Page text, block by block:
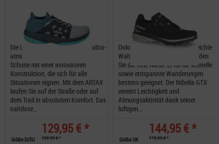
Die UYN® ARTAX Schuhe sind ultra-
atmungsaktive und vielseitige
Schuhe mit einer innovativen
Konstruktion, die sich für alle
Situationen eignen. Mit dem ARTAX
laufen Sie auf der Straße oder auf
dem Trail in absolutem Komfort. Das
nahtlose...
129,95 € *
169,95 € *
Größe D/EU
Dolomite Nibelia GTX unsere leichte
Wahl für Naturliebhaber, erkunden
Sie die freie Natur. Er ist für schnelle
sowie entspannte Wanderungen
bestens geeignet. Der Nibelia GTX
vereint Leichtigkeit und
Atmungsaktivität dank seiner
luftigen...
144,95 € *
179,95 € *
Größe UK